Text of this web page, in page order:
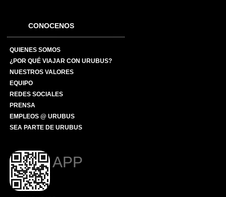
CONOCENOS
QUIENES SOMOS
¿POR QUÉ VIAJAR CON URUBUS?
NUESTROS VALORES
EQUIPO
REDES SOCIALES
PRENSA
EMPLEOS @ URUBUS
SEA PARTE DE URUBUS
APP